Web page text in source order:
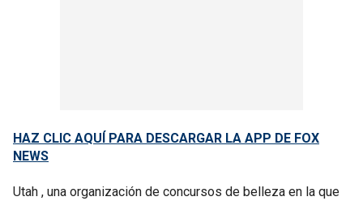
HAZ CLIC AQUÍ PARA DESCARGAR LA APP DE FOX
NEWS
Utah , una organización de concursos de belleza en la que